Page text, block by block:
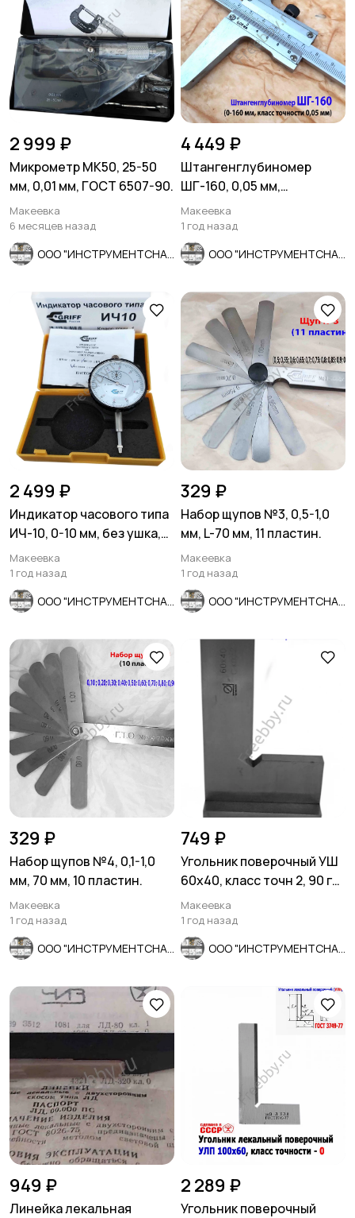
2 999 ₽
Микрометр МК50, 25-50
мм, 0,01 мм, ГОСТ 6507-90.
Макеевка
6 месяцев назад
4 449 ₽
Штангенглубиномер
ШГ-160, 0,05 мм,
нониусный, ГОСТ 162-90,
СССР.
Макеевка
1 год назад
2 499 ₽
Индикатор часового типа
ИЧ-10, 0-10 мм, без ушка,
кл 1; 0,01 мм,
Макеевка
1 год назад
329 ₽
Набор щупов №3, 0,5-1,0
мм, L-70 мм, 11 пластин.
Макеевка
1 год назад
329 ₽
Набор щупов №4, 0,1-1,0
мм, 70 мм, 10 пластин.
Макеевка
1 год назад
749 ₽
Угольник поверочный УШ
60х40, класс точн 2, 90 гр,
Эталон, Россия.
Макеевка
1 год назад
949 ₽
Линейка лекальная
2 289 ₽
Угольник поверочный